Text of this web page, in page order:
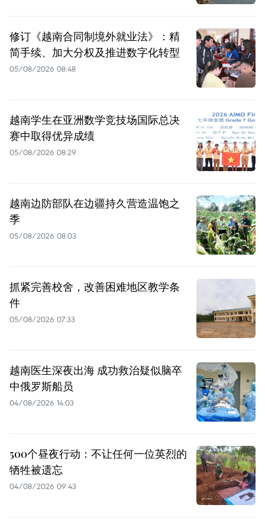
修订《越南合同制境外就业法》：精
简手续、加大分权及推进数字化转型
05/08/2026 08:48
越南学生在亚洲数学竞技场国际总决
赛中取得优异成绩
05/08/2026 08:29
越南边防部队在边疆持久营造温饱之
季
05/08/2026 08:03
抓紧完善校舍，改善困难地区教学条
件
05/08/2026 07:33
越南医生深夜出海 成功救治疑似脑卒
中俄罗斯船员
04/08/2026 14:03
500个昼夜行动：不让任何一位英烈的
牺牲被遗忘
04/08/2026 09:43